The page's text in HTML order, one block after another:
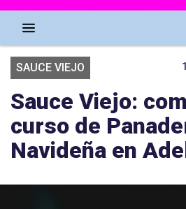
SAUCE VIEJO
Sauce Viejo:
curso de
Navideña en